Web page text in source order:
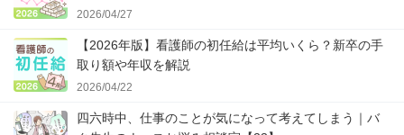
2026/04/27
【2026年版】看護師の初任給は平均いくら？新卒の手
取り額や年収を解説
2026/04/22
四六時中、仕事のことが気になって考えてしまう｜バ